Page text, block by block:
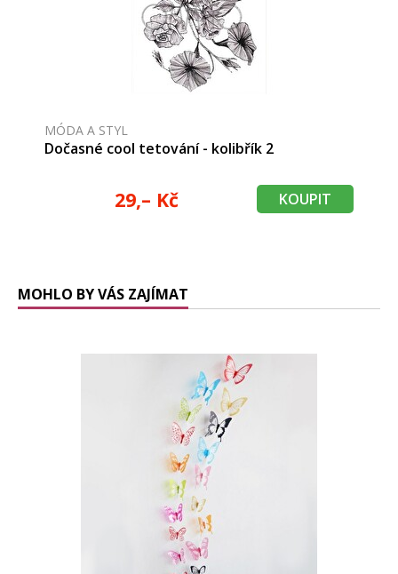
MÓDA A STYL
Dočasné cool tetování - kolibřík 2
29,– Kč KOUPIT
MOHLO BY VÁS ZAJÍMAT